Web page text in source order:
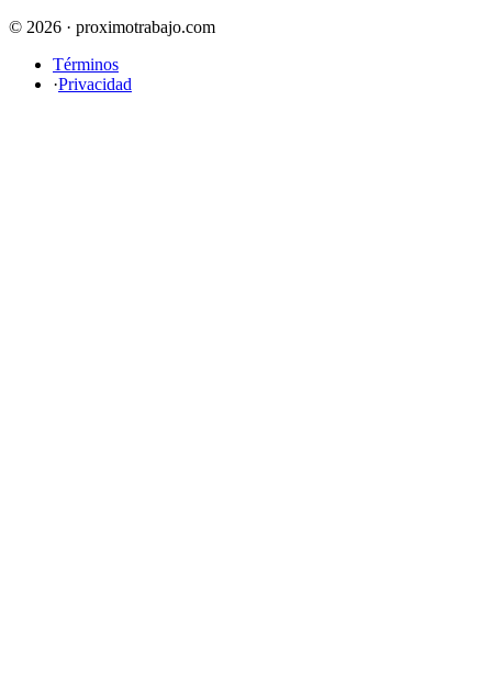
© 2026 · proximotrabajo.com
Términos
·Privacidad